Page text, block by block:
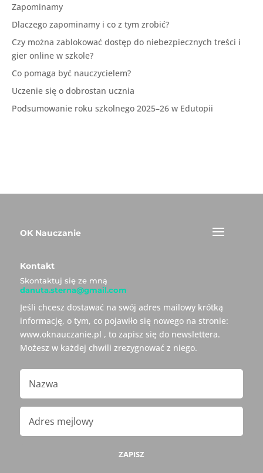
Zapominamy
Dlaczego zapominamy i co z tym zrobić?
Czy można zablokować dostęp do niebezpiecznych treści i
gier online w szkole?
Co pomaga być nauczycielem?
Uczenie się o dobrostan ucznia
Podsumowanie roku szkolnego 2025–26 w Edutopii
OK Nauczanie
Kontakt
Skontaktuj się ze mną
danuta.sterna@gmail.com
Jeśli chcesz dostawać na swój adres mailowy krótką
informację, o tym, co pojawiło się nowego na stronie:
www.oknauczanie.pl , to zapisz się do newslettera.
Możesz w każdej chwili zrezygnować z niego.
ZAPISZ